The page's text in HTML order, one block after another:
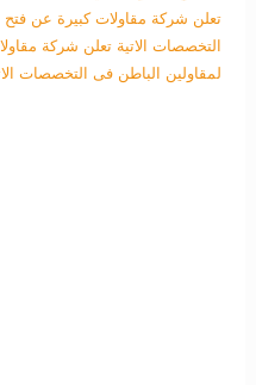
تعلن شركة مقاولات كبيرة عن
التخصصات الاتية تعلن شركة
لمقاولين الباطن فى التخصصات